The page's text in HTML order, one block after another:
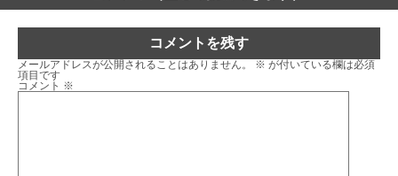
コメントを残す
メールアドレスが公開されることはありません。 ※ が付いている欄は必須
項目です
コメント ※